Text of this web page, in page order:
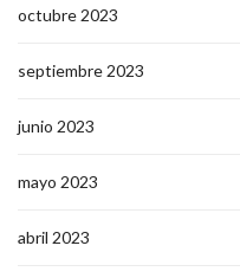
octubre 2023
septiembre 2023
junio 2023
mayo 2023
abril 2023